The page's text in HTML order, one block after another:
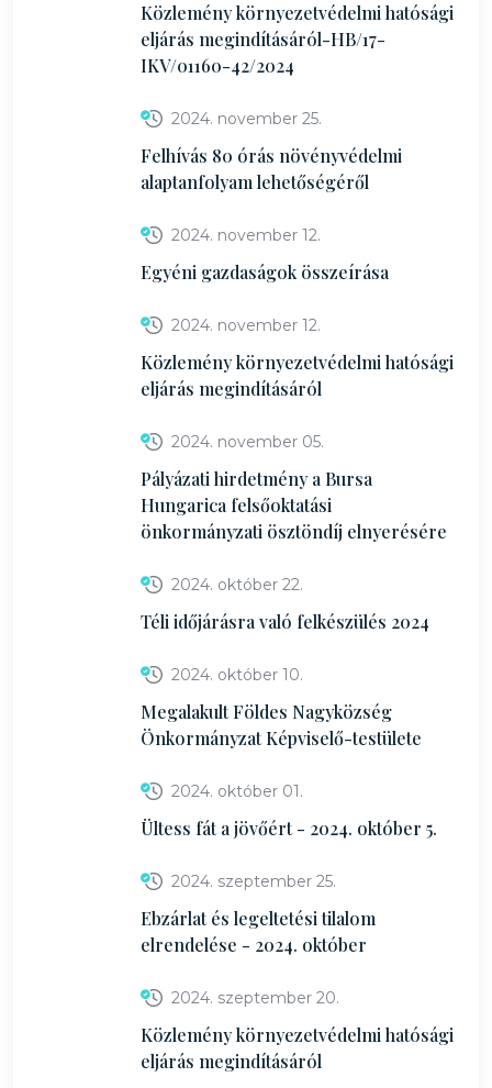
Közlemény környezetvédelmi hatósági
eljárás megindításáról-HB/17-
IKV/01160-42/2024
2024. november 25.
Felhívás 80 órás növényvédelmi
alaptanfolyam lehetőségéről
2024. november 12.
Egyéni gazdaságok összeírása
2024. november 12.
Közlemény környezetvédelmi hatósági
eljárás megindításáról
2024. november 05.
Pályázati hirdetmény a Bursa
Hungarica felsőoktatási
önkormányzati ösztöndíj elnyerésére
2024. október 22.
Téli időjárásra való felkészülés 2024
2024. október 10.
Megalakult Földes Nagyközség
Önkormányzat Képviselő-testülete
2024. október 01.
Ültess fát a jövőért - 2024. október 5.
2024. szeptember 25.
Ebzárlat és legeltetési tilalom
elrendelése - 2024. október
2024. szeptember 20.
Közlemény környezetvédelmi hatósági
eljárás megindításáról